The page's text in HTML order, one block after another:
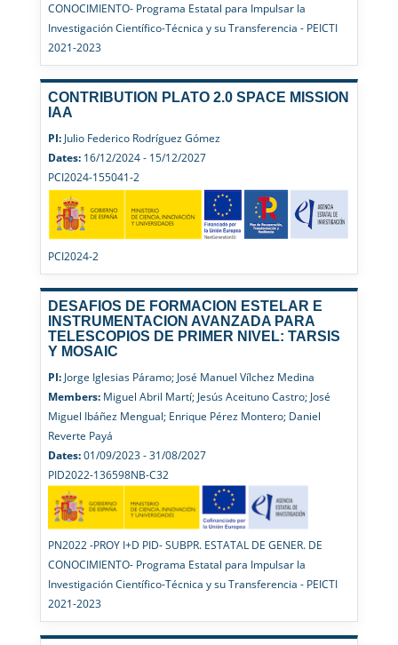
CONOCIMIENTO- Programa Estatal para Impulsar la
Investigación Científico-Técnica y su Transferencia - PEICTI
2021-2023
CONTRIBUTION PLATO 2.0 SPACE MISSION
IAA
PI:Julio Federico Rodríguez Gómez
Dates:16/12/2024 - 15/12/2027
PCI2024-155041-2
PCI2024-2
DESAFIOS DE FORMACION ESTELAR E
INSTRUMENTACION AVANZADA PARA
TELESCOPIOS DE PRIMER NIVEL: TARSIS
Y MOSAIC
PI:Jorge Iglesias Páramo; José Manuel Vílchez Medina
Members:Miguel Abril Martí; Jesús Aceituno Castro; José
Miguel Ibáñez Mengual; Enrique Pérez Montero; Daniel
Reverte Payá
Dates:01/09/2023 - 31/08/2027
PID2022-136598NB-C32
PN2022 -PROY I+D PID- SUBPR. ESTATAL DE GENER. DE
CONOCIMIENTO- Programa Estatal para Impulsar la
Investigación Científico-Técnica y su Transferencia - PEICTI
2021-2023